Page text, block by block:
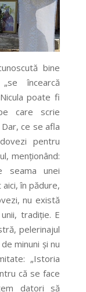
bine
încearcă
poate fi
care scrie
ce se afla
pentru
menționând:
seama unei
în pădure,
nu există
tradiție. E
pelerinajul
minuni și nu
„Istoria
că se face
datori să